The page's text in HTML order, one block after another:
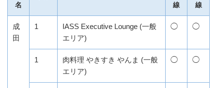
名
線
線
成
田
1
IASS Executive Lounge (一般
エリア)
◯ ◯
1
肉料理 やきすき やんま (一般
エリア)
◯ ◯